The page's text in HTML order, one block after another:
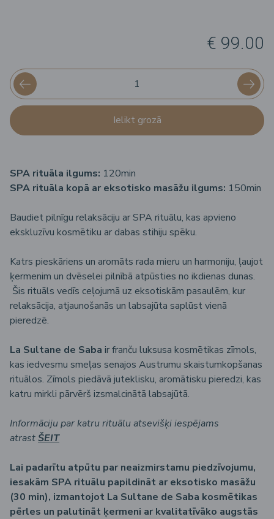
€ 99.00
Ielikt grozā
SPA rituāla ilgums: 120min
SPA rituāla kopā ar eksotisko masāžu ilgums: 150min
Baudiet pilnīgu relaksāciju ar SPA rituālu, kas apvieno
ekskluzīvu kosmētiku ar dabas stihiju spēku.
Katrs pieskāriens un aromāts rada mieru un harmoniju, ļaujot
ķermenim un dvēselei pilnībā atpūsties no ikdienas dunas.
Šis rituāls vedīs ceļojumā uz eksotiskām pasaulēm, kur
relaksācija, atjaunošanās un labsajūta saplūst vienā
pieredzē.
La Sultane de Saba ir franču luksusa kosmētikas zīmols,
kas iedvesmu smeļas senajos Austrumu skaistumkopšanas
rituālos. Zīmols piedāvā juteklisku, aromātisku pieredzi, kas
katru mirkli pārvērš izsmalcinātā labsajūtā.
Informāciju par katru rituālu atsevišķi iespējams
atrastŠEIT
Lai padarītu atpūtu par neaizmirstamu piedzīvojumu,
iesakām SPA rituālu papildināt ar eksotisko masāžu
(30 min), izmantojot La Sultane de Saba kosmētikas
pērles un palutināt ķermeni ar kvalitatīvāko augstās